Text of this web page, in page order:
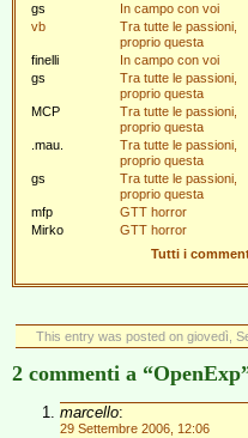
gs
In campo con voi
vb
Tra tutte le passioni,
proprio questa
finelli
In campo con voi
gs
Tra tutte le passioni,
proprio questa
MCP
Tra tutte le passioni,
proprio questa
.mau.
Tra tutte le passioni,
proprio questa
gs
Tra tutte le passioni,
proprio questa
mfp
GTT horror
Mirko
GTT horror
Tutti i
This entry was posted on giovedì,
2 commenti a
marcello:
29 Settembre 2006, 12:06